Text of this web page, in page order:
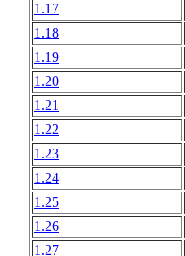
1.17
1.18
1.19
1.20
1.21
1.22
1.23
1.24
1.25
1.26
1.27